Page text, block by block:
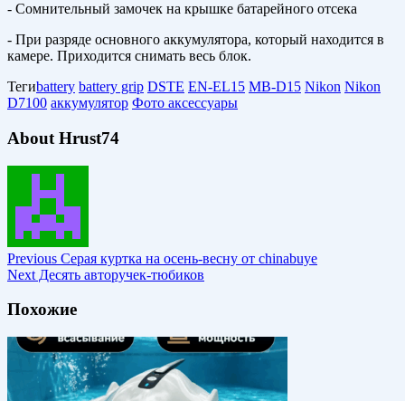
- Сомнительный замочек на крышке батарейного отсека
- При разряде основного аккумулятора, который находится в
камере. Приходится снимать весь блок.
Тегиbattery battery grip DSTE EN-EL15 MB-D15 Nikon Nikon
D7100 аккумулятор Фото аксессуары
About Hrust74
Previous Серая куртка на осень-весну от chinabuye
Next Десять авторучек-тюбиков
Похожие